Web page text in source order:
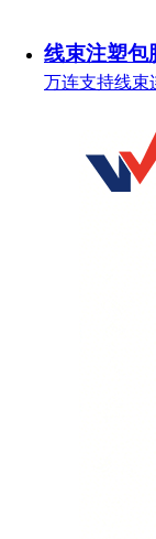
线束注塑包
万连支持线束